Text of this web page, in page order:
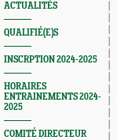
ACTUALITÉS
QUALIFIÉ(E)S
INSCRPTION 2024-2025
HORAIRES
ENTRAINEMENTS 2024-
2025
COMITÉ DIRECTEUR